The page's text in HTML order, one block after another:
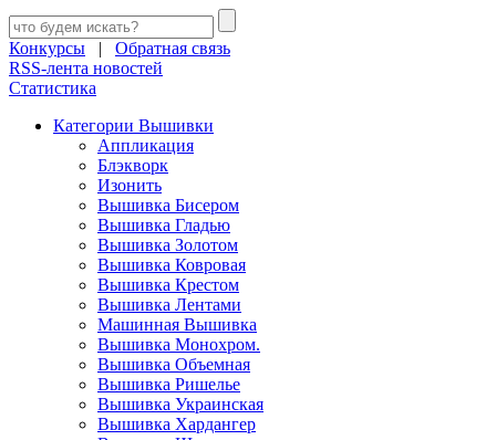
Конкурсы | Обратная связь
RSS-лента новостей
Статистика
Категории Вышивки
Аппликация
Блэкворк
Изонить
Вышивка Бисером
Вышивка Гладью
Вышивка Золотом
Вышивка Ковровая
Вышивка Крестом
Вышивка Лентами
Машинная Вышивка
Вышивка Монохром.
Вышивка Объемная
Вышивка Ришелье
Вышивка Украинская
Вышивка Хардангер